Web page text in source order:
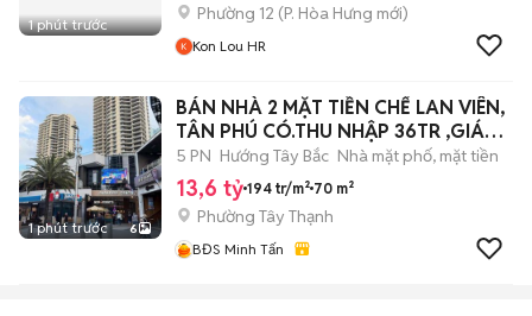
1 phút trước
Phường 12 (P. Hòa Hưng mới)
Kon Lou HR
1 phút trước 6
BÁN NHÀ 2 MẶT TIỀN CHẾ LAN VIÊN,
TÂN PHÚ CÓ.THU NHẬP 36TR ,GIÁ
13.6 TY
5 PN Hướng Tây Bắc Nhà mặt phố, mặt tiền
13,6 tỷ 194 tr/m² 70 m²
Phường Tây Thạnh
BĐS Minh Tấn